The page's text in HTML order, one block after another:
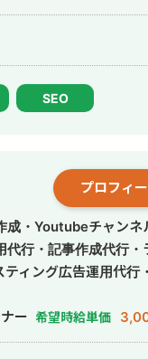
SEO
プロフィ
成・Youtubeチャンネ
行・記事作成代行・
ィング広告運用代行
ー 希望時給単価